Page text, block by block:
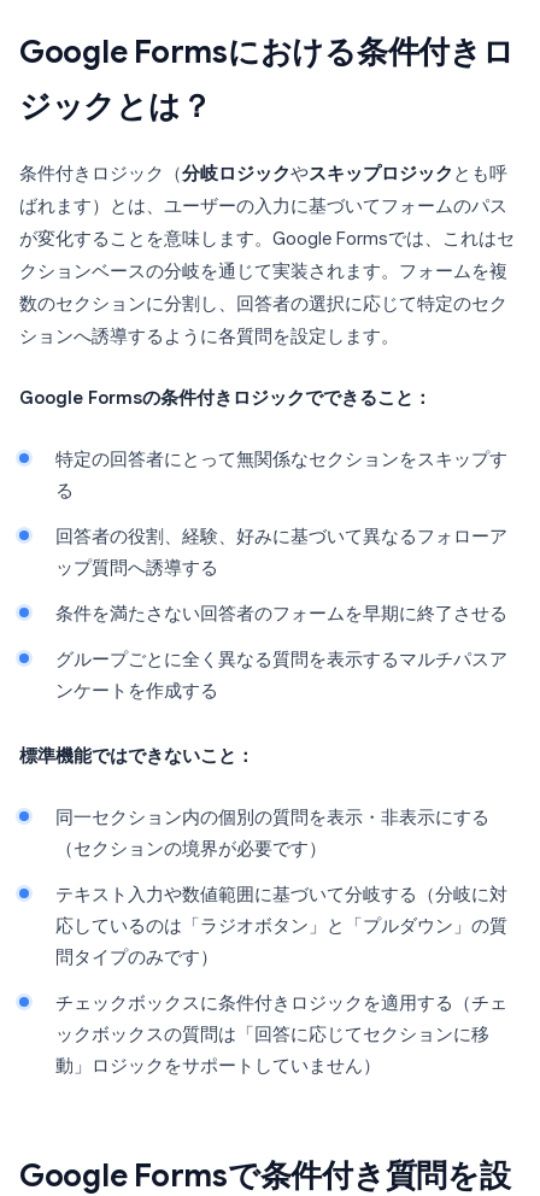
Google Formsにおける条件付きロ
ジックとは？
条件付きロジック（分岐ロジックやスキップロジック とも呼
ばれます）とは、ユーザーの入力に基づいてフォームのパス
が変化することを意味します。Google Formsでは、これはセ
クションベースの分岐を通じて実装されます。フォームを複
数のセクションに分割し、回答者の選択に応じて特定のセク
ションへ誘導するように各質問を設定します。
Google Formsの条件付きロジックでできること：
特定の回答者にとって無関係なセクションをスキップす
る
回答者の役割、経験、好みに基づいて異なるフォローア
ップ質問へ誘導する
条件を満たさない回答者のフォームを早期に終了させる
グループごとに全く異なる質問を表示するマルチパスア
ンケートを作成する
標準機能ではできないこと：
同一セクション内の個別の質問を表示・非表示にする
（セクションの境界が必要です）
テキスト入力や数値範囲に基づいて分岐する（分岐に対
応しているのは「ラジオボタン」と「プルダウン」の質
問タイプのみです）
チェックボックスに条件付きロジックを適用する（チェ
ックボックスの質問は「回答に応じてセクションに移
動」ロジックをサポートしていません）
Google Formsで条件付き質問を設